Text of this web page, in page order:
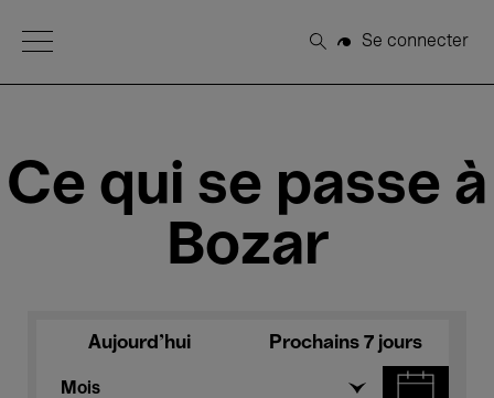
Open Menu
Rechercher
Se connecter
Ce qui se passe à
Bozar
Aujourd'hui Prochains 7 jours
Mois